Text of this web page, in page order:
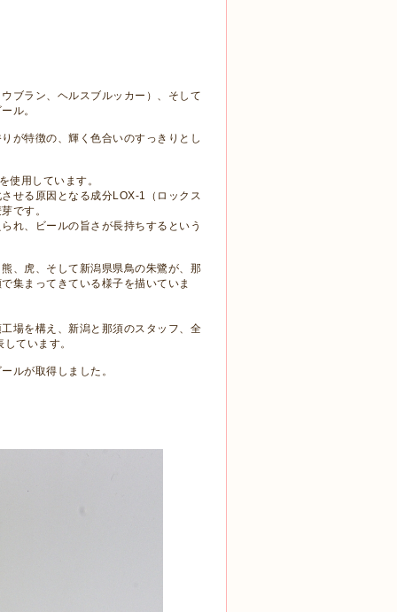
ブラン、ヘルスブルッカー）、そして
ル。
が特徴の、輝く色合いのすっきりとし
使用しています。
せる原因となる成分LOX-1（ロックス
です。
れ、ビールの旨さが長持ちするという
、虎、そして新潟県県鳥の朱鷺が、那
集まってきている様子を描いていま
場を構え、新潟と那須のスタッフ、全
ています。
ルが取得しました。